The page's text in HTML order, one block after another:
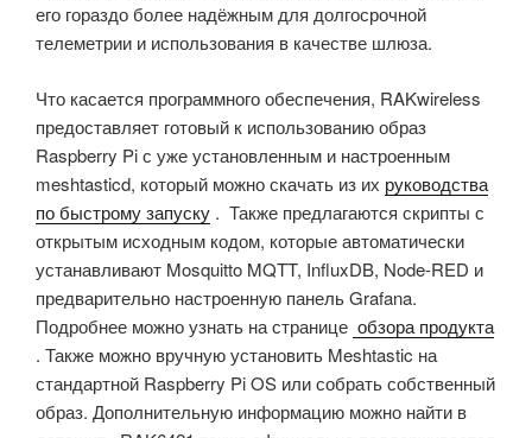
его гораздо более надёжным для долгосрочной
телеметрии и использования в качестве шлюза.
Что касается программного обеспечения, RAKwireless
предоставляет готовый к использованию образ
Raspberry Pi с уже установленным и настроенным
meshtasticd, который можно скачать из их руководства
по быстрому запуску . Также предлагаются скрипты с
открытым исходным кодом, которые автоматически
устанавливают Mosquitto MQTT, InfluxDB, Node-RED и
предварительно настроенную панель Grafana.
Подробнее можно узнать на странице обзора продукта
. Также можно вручную установить Meshtastic на
стандартной Raspberry Pi OS или собрать собственный
образ. Дополнительную информацию можно найти в